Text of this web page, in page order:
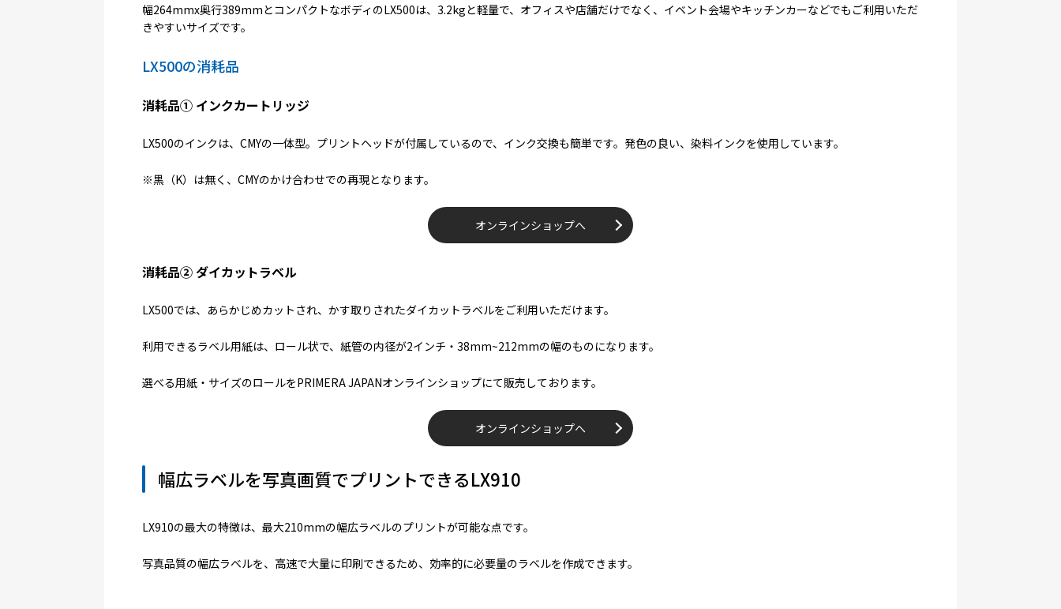
幅264mmx奥行389mmとコンパクトなボディのLX500は、3.2kgと軽量で、オフィスや店舗だけでなく、イベント会場やキッチンカーなどでもご利用いただ
きやすいサイズです。
LX500の消耗品
消耗品① インクカートリッジ
LX500のインクは、CMYの一体型。プリントヘッドが付属しているので、インク交換も簡単です。発色の良い、染料インクを使用しています。
※黒（K）は無く、CMYのかけ合わせでの再現となります。
オンラインショップへ
消耗品② ダイカットラベル
LX500では、あらかじめカットされ、かす取りされたダイカットラベルをご利用いただけます。
利用できるラベル用紙は、ロール状で、紙管の内径が2インチ・38mm~212mmの幅のものになります。
選べる用紙・サイズのロールをPRIMERA JAPANオンラインショップにて販売しております。
オンラインショップへ
幅広ラベルを写真画質でプリントできるLX910
LX910の最大の特徴は、最大210mmの幅広ラベルのプリントが可能な点です。
写真品質の幅広ラベルを、高速で大量に印刷できるため、効率的に必要量のラベルを作成できます。